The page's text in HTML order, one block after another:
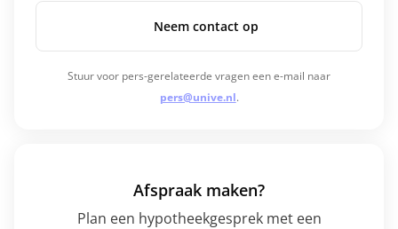
Neem contact op
Stuur voor pers-gerelateerde vragen een e-mail naar
pers@unive.nl.
Afspraak maken?
Plan een hypotheekgesprek met een